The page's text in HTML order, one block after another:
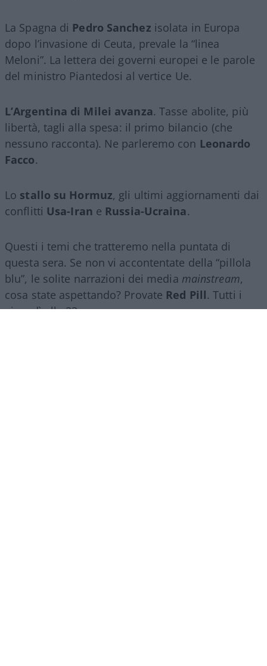
La Spagna di Pedro Sanchez isolata in Europa
dopo l’invasione di Ceuta, prevale la “linea
Meloni”. La lettera dei governi europei e le parole
del ministro Piantedosi al vertice Ue.
L’Argentina di Milei avanza. Tasse abolite, più
libertà, tagli alla spesa: il primo bilancio (che
nessuno racconta). Ne parleremo con Leonardo
Facco.
Lo stallo su Hormuz, gli ultimi aggiornamenti dai
conflitti Usa-Iran e Russia-Ucraina.
Questi i temi che tratteremo nella puntata di
questa sera. Se non vi accontentate della “pillola
blu”, le solite narrazioni dei media mainstream,
cosa state aspettando? Provate Red Pill. Tutti i
giovedì alle 23